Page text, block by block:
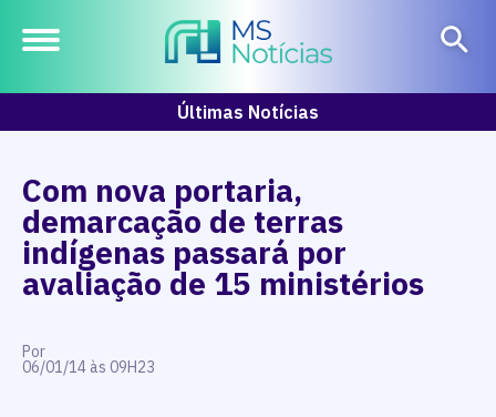
Últimas Notícias
Com nova portaria,
demarcação de terras
indígenas passará por
avaliação de 15 ministérios
Por
06/01/14 às 09H23